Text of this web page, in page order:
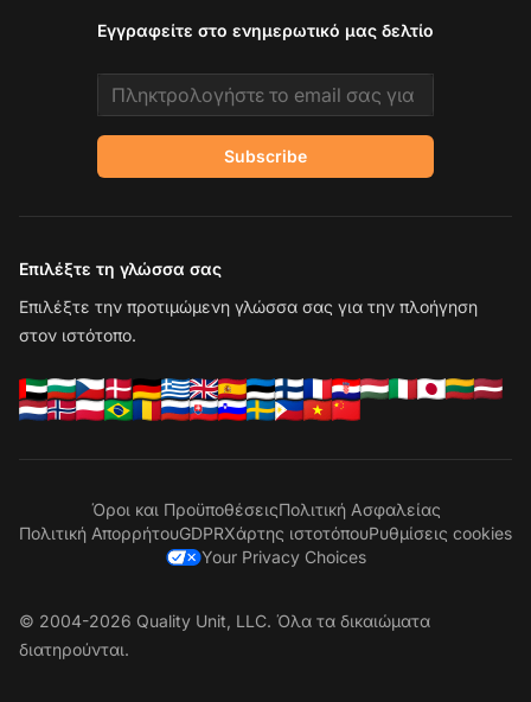
Εγγραφείτε στο ενημερωτικό μας δελτίο
Email address
Subscribe
Επιλέξτε τη γλώσσα σας
Επιλέξτε την προτιμώμενη γλώσσα σας για την πλοήγηση
στον ιστότοπο.
Όροι και ΠροϋποθέσειςΠολιτική Ασφαλείας
Πολιτική ΑπορρήτουGDPRΧάρτης ιστοτόπουΡυθμίσεις cookies
Your Privacy Choices
© 2004-2026 Quality Unit, LLC. Όλα τα δικαιώματα
διατηρούνται.